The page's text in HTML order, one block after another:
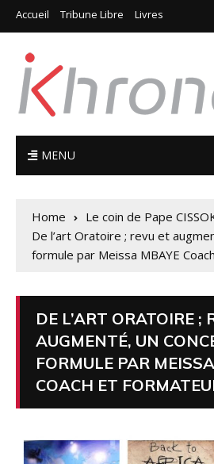
Accueil Tribune Libre Livres
MENU
Home
Le coin de Pape
De l’art Oratoire ; revu et
formule par Meissa MBAYE
DE L’ART ORATOIRE ;
AUGMENTÉ, UN
FORMULE PAR
COACH ET